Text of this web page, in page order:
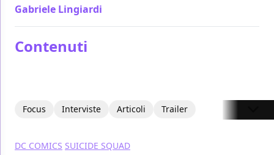
Gabriele Lingiardi
Contenuti
Focus Interviste Articoli Trailer
DC COMICS SUICIDE SQUAD